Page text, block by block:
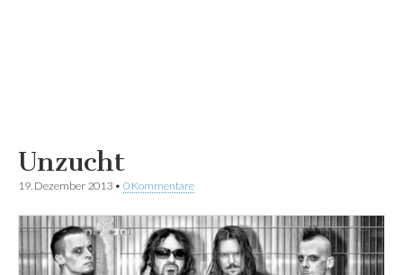
Unzucht
19. Dezember 2013 • 0 Kommentare